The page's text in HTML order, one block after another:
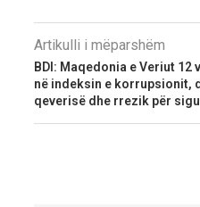
Artikulli i mëparshëm
BDI: Maqedonia e Veriut 12
në indeksin e korrupsionit,
qeverisë dhe rrezik për